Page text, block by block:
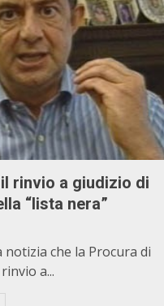
rinvio a giudizio di
“lista nera”
che la Procura di
a...